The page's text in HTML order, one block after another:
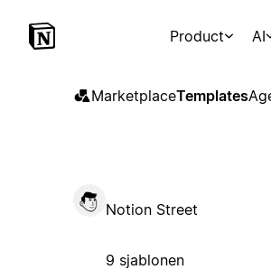
Product AI
MarketplaceTemplates
Notion Street
9 sjablonen